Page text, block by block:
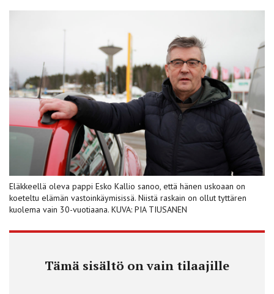
Eläkkeellä oleva pappi Esko Kallio sanoo, että hänen uskoaan on
koeteltu elämän vastoinkäymisissä. Niistä raskain on ollut tyttären
kuolema vain 30-vuotiaana. KUVA: PIA TIUSANEN
Tämä sisältö on vain tilaajille